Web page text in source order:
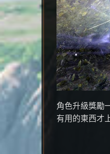
角色升級獎勵
有用的東西才